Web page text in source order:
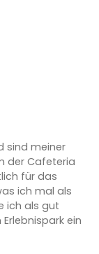
sind meiner
der Cafeteria
für das
ich mal als
ich als gut
ein